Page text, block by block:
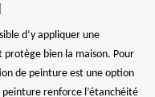
d’y appliquer une
bien la maison. Pour
de peinture est une option
peinture renforce l’étanchéité